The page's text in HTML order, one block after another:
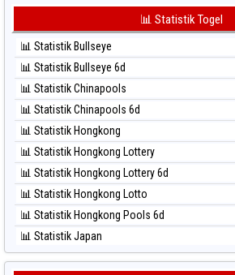
⚽ Bola Merah Taiwan
⚽ Bola Hitam Kuda Lari
⚽ Bola Hitam Magnum Cambodia
⚽ Bola Hitam Nagoya
⚽ Bola Hitam North Carolina Day
⚽ Bola Hitam Pcso
⚽ Bola Hitam Sao Paulo
⚽ Bola Hitam Singapore
⚽ Bola Hitam Sydney
⚽ Bola Hitam Sydney Lottery
⚽ Bola Hitam Sydney Lottery 6d
⚽ Bola Hitam Sydney Lotto
📊 Statistik Togel
📊 Statistik Bullseye
📊 Statistik Bullseye 6d
📊 Statistik Chinapools
📊 Statistik Chinapools 6d
📊 Statistik Hongkong
📊 Statistik Hongkong Lottery
📊 Statistik Hongkong Lottery 6d
📊 Statistik Hongkong Lotto
📊 Statistik Hongkong Pools 6d
📊 Statistik Japan
📊 Statistik Japan 6d